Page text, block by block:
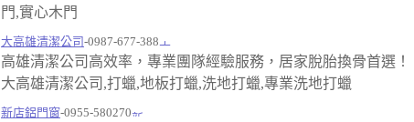
門,實心木門
大高雄清潔公司-0987-677-388
高雄清潔公司高效率，專業團隊經驗服務，居家脫胎換骨首選！
大高雄清潔公司,打蠟,地板打蠟,洗地打蠟,專業洗地打蠟
新店鋁門窗-0955-580270